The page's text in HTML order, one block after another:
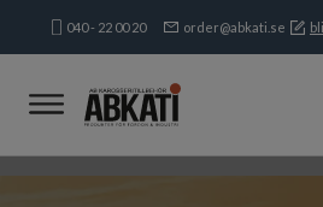
040 - 22 00 20 order@abkati.se
Produkter
Kampanjer